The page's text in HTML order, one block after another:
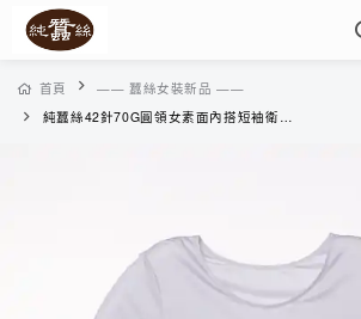
首頁
—— 蠶絲女裝新品 ——
純蠶絲42針70G圓領女素面內搭短袖衛生衣-WWC3A1106J(銀灰)